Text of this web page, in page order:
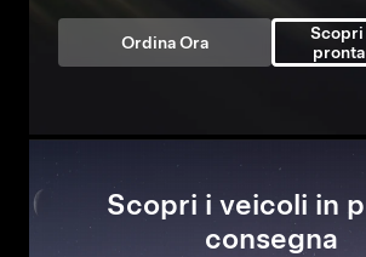
Ordina Ora
Scopri i veicoli in
consegna